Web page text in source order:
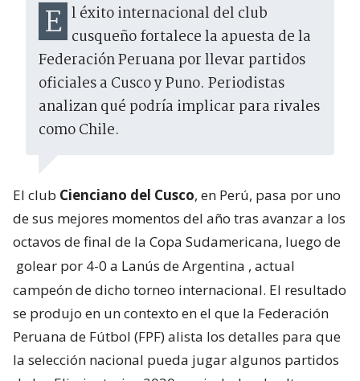
El éxito internacional del club cusqueño fortalece la apuesta de la
Federación Peruana por llevar partidos
oficiales a Cusco y Puno. Periodistas
analizan qué podría implicar para rivales
como Chile.
El club Cienciano del Cusco, en Perú, pasa por uno
de sus mejores momentos del año tras avanzar a los
octavos de final de la Copa Sudamericana, luego de
golear por 4-0 a Lanús de Argentina , actual
campeón de dicho torneo internacional. El resultado
se produjo en un contexto en el que la Federación
Peruana de Fútbol (FPF) alista los detalles para que
la selección nacional pueda jugar algunos partidos